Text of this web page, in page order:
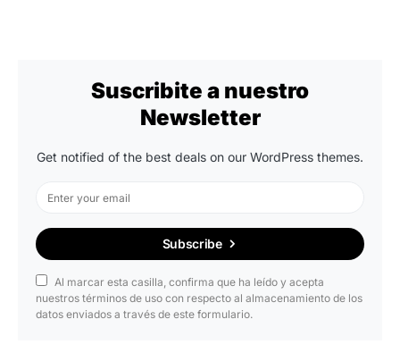
Suscribite a nuestro
Newsletter
Get notified of the best deals on our WordPress themes.
Subscribe
Al marcar esta casilla, confirma que ha leído y acepta
nuestros términos de uso con respecto al almacenamiento de los
datos enviados a través de este formulario.